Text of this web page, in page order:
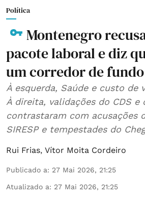
Política
Montenegro
pacote laboral e diz
um corredor de fundo
À esquerda, Saúde e custo de
À direita, validações do CDS e
contrastaram com acusações
SIRESP e tempestades do
Rui Frias, Vítor Moita Cordeiro
Publicado a: 27 Mai 2026, 21:25
Atualizado a: 27 Mai 2026, 21:25